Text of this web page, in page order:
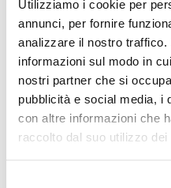
Utilizziamo i cookie per
annunci, per fornire
analizzare il nostro traffico.
informazioni sul modo in
nostri partner che si
pubblicità e social media, i
con altre informazioni che
raccolto dal suo utilizzo